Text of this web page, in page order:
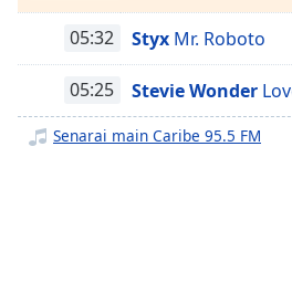
Descriptions
descriptions
selected
Subtitles
05:32 Styx Mr. Roboto
05:25 Stevie Wonder
Senarai main Caribe 95.5 FM